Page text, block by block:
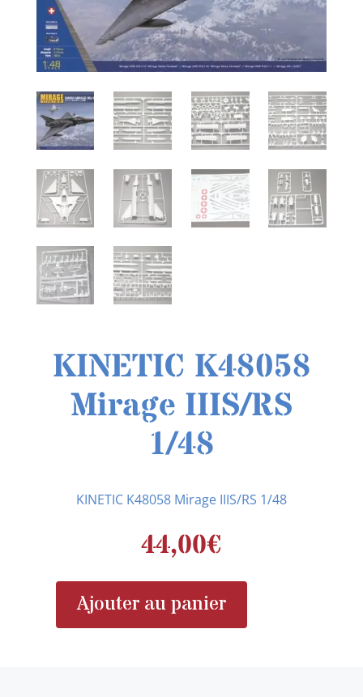
KINETIC K48058
Mirage IIIS/RS
1/48
KINETIC K48058 Mirage IIIS/RS 1/48
44,00€
quantitéAjouter au panier